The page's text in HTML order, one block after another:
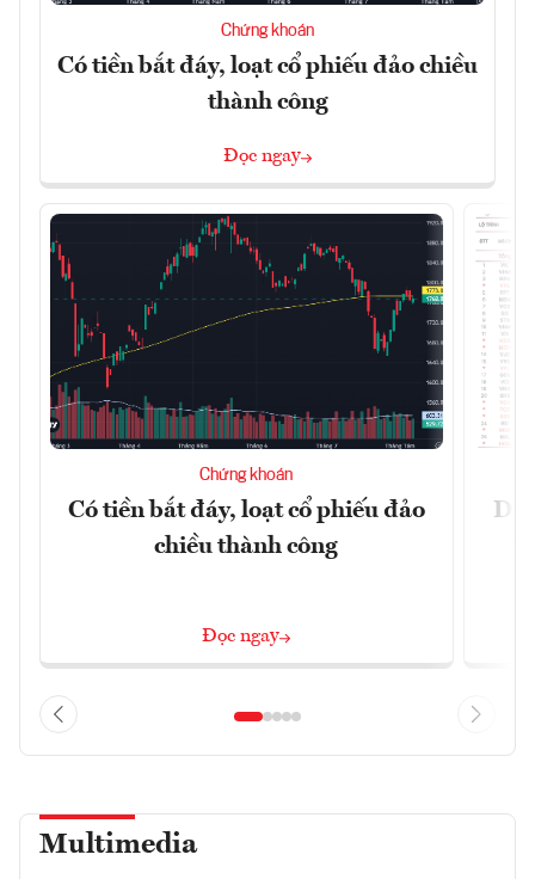
Chứng khoán
Có tiền bắt đáy, loạt cổ phiếu đảo chiều
thành công
Đọc ngay
Chứng khoán
Có tiền bắt đáy, loạt cổ phiếu đảo
chiều thành công
Đọc ngay
Dự
Multimedia